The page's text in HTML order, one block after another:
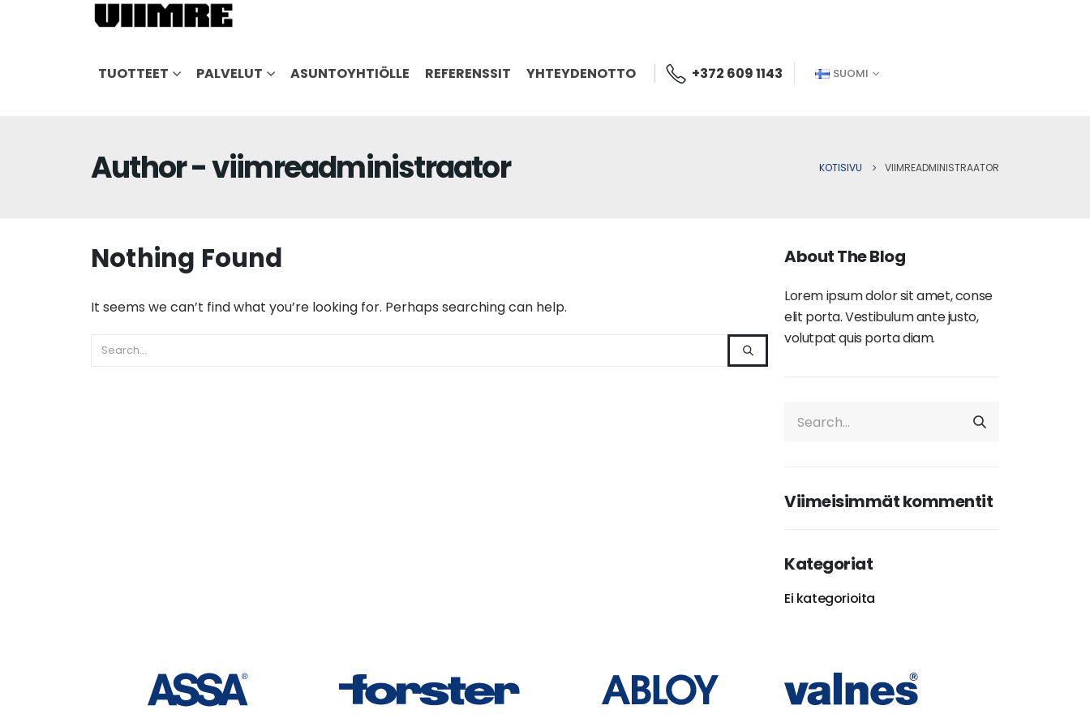
TUOTTEET PALVELUT ASUNTOYHTIÖLLE REFERENSSIT YHTEYDENOTTO +372 609 1143 SUOMI
Author - viimreadministraator KOTISIVU VIIMREADMINISTRAATOR
Nothing Found
It seems we can’t find what you’re looking for. Perhaps searching can help.
About The Blog
Lorem ipsum dolor sit amet, conse
elit porta. Vestibulum ante justo,
volutpat quis porta diam.
Viimeisimmät kommentit
Kategoriat
Ei kategorioita